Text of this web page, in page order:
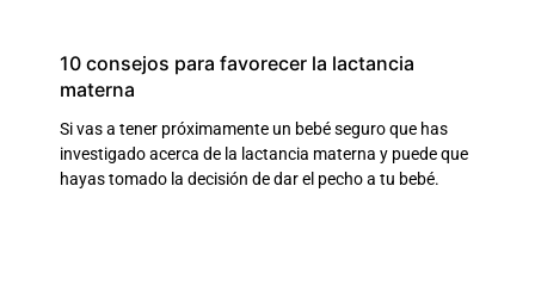
10 consejos para favorecer la lactancia
materna
Si vas a tener próximamente un bebé seguro que has
investigado acerca de la lactancia materna y puede que
hayas tomado la decisión de dar el pecho a tu bebé.